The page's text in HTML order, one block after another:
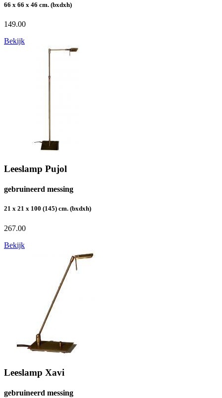
66 x 66 x 46 cm. (bxdxh)
149.00
Bekijk
Leeslamp Pujol
gebruineerd messing
21 x 21 x 100 (145) cm. (bxdxh)
267.00
Bekijk
Leeslamp Xavi
gebruineerd messing